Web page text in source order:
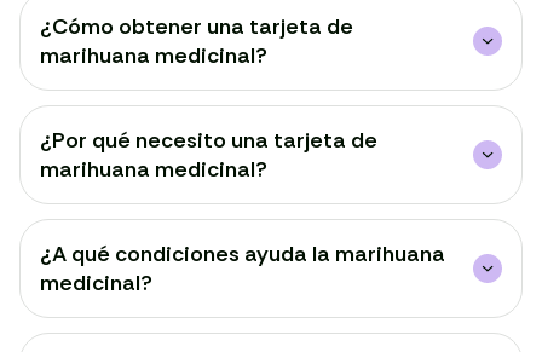
¿Cómo obtener una tarjeta de
marihuana medicinal?
¿Por qué necesito una tarjeta de
marihuana medicinal?
¿A qué condiciones ayuda la marihuana
medicinal?